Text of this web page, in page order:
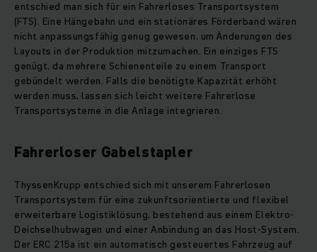
entschied man sich für ein Fahrerloses Transportsystem
(FTS). Eine Hängebahn und ein stationäres Förderband wären
nicht anpassungsfähig genug gewesen, um Änderungen des
Layouts in der Produktion mitzumachen. Ein einziges FTS
genügt, da mehrere Schienenteile zu einem Transport
gebündelt werden. Falls die benötigte Kapazität erhöht
werden muss, lassen sich leicht weitere Fahrerlose
Transportsysteme in die Anlage integrieren.
Fahrerloser Gabelstapler
ThyssenKrupp entschied sich mit unserem Fahrerlosen
Transportsystem für eine zukunftsorientierte und flexibel
erweiterbare Logistiklösung, bestehend aus einem Elektro-
Deichselhubwagen und einer Anbindung an das Host-System.
Der ERC 215a ist ein automatisch gesteuertes Fahrzeug auf